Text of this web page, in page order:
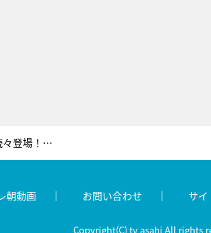
『徹子の部屋』にラブラブ夫婦が続々登場！純烈・小田井涼平が妻・LiLiCoに感謝した“ある出来事”
朝動画 お問い合わせ サ
Copyright(C) tv asahi All rights